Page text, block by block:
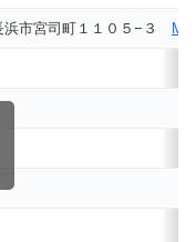
浜市宮司町１１０５−３